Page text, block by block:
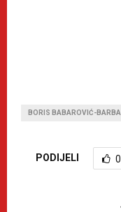
BORIS BABAROVIĆ-BARBA
PODIJELI 0